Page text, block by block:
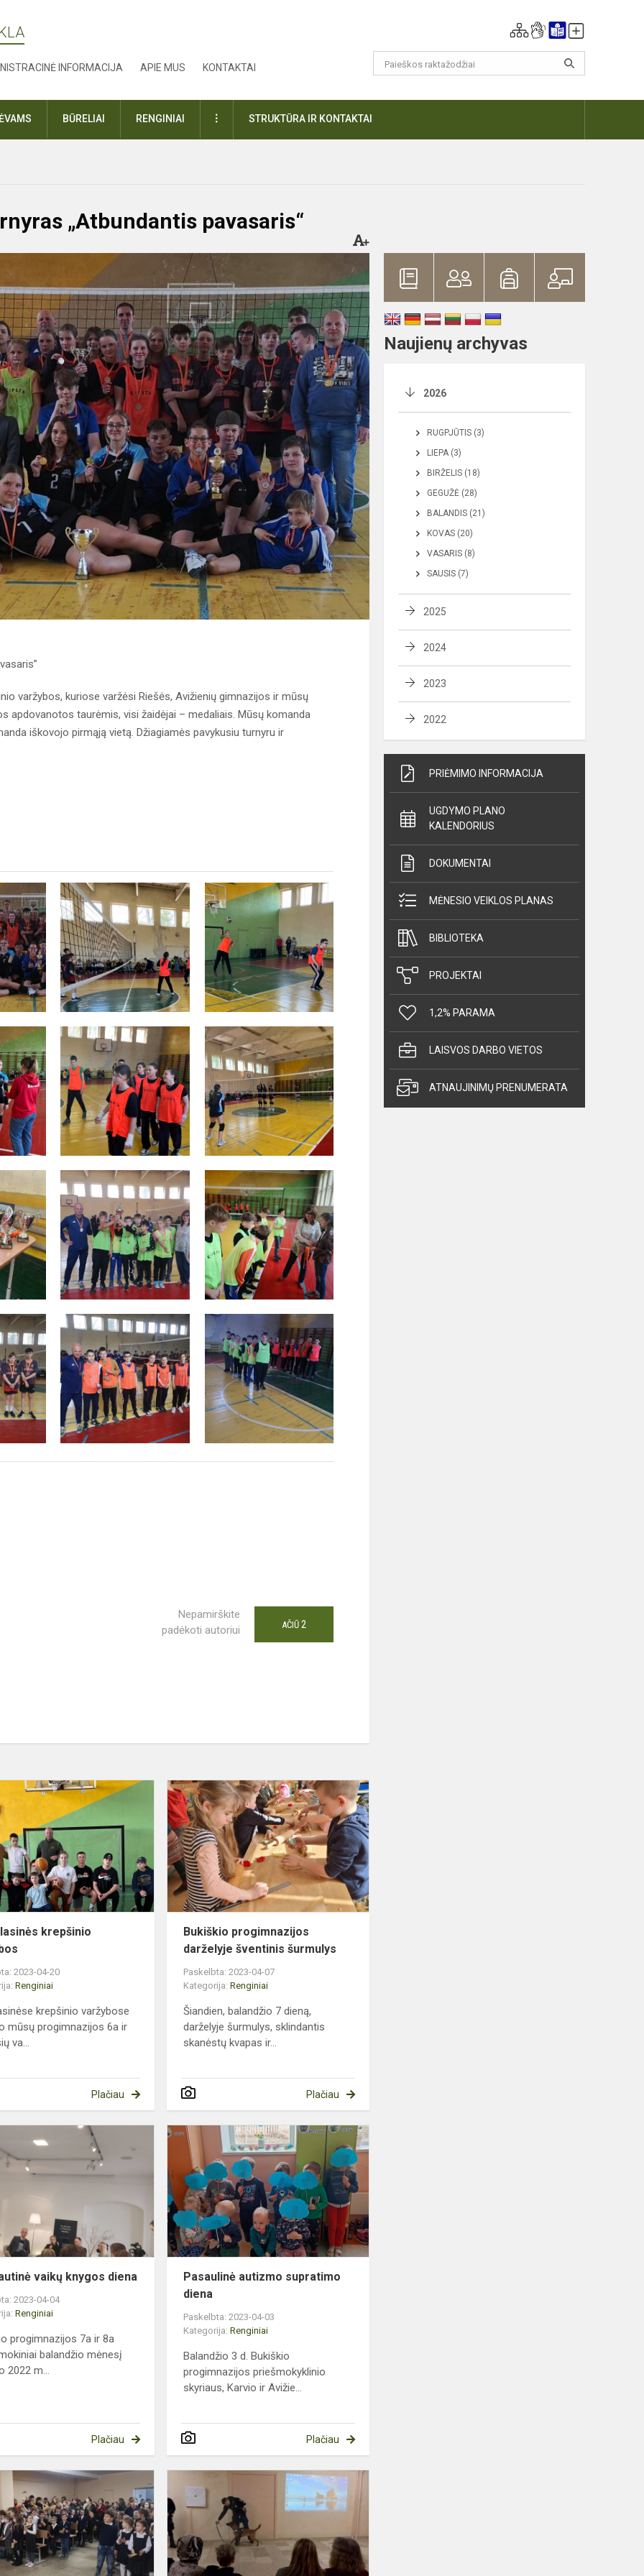
INFORMACIJA APIE MUS KONTAKTAI
BŪRELIAI RENGINIAI DAUGIAUSTRUKTŪRA IR KONTAKTAI
„Atbundantis pavasaris“
varžybos, kuriose varžėsi Riešės, Avižienių gimnazijos ir mūsų
apdovanotos taurėmis, visi žaidėjai – medaliais. Mūsų komanda
iškovojo pirmąją vietą. Džiagiamės pavykusiu turnyru ir
Nepamirškite
padėkoti autoriui
AČIŪ 2
Tarpklasinės
krepšinio
varžybos
krepšinio
2023-04-20
Renginiai
krepšinio varžybose
mūsų progimnazijos 6a ir
va...
Plačiau
Bukiškio
progimnazijos
darželyje
šventinis
šurmulys
Bukiškio progimnazijos
darželyje šventinis šurmulys
Paskelbta: 2023-04-07
Kategorija:Renginiai
Šiandien, balandžio 7 dieną,
darželyje šurmulys, sklindantis
skanėstų kvapas ir...
Plačiau
Tarptautinė
knygos
diena
vaikų knygos diena
2023-04-04
Renginiai
progimnazijos 7a ir 8a
balandžio mėnesį
2022 m...
Plačiau
Pasaulinė
autizmo
Pasaulinė autizmo supratimo
diena
Paskelbta: 2023-04-03
Kategorija:Renginiai
Balandžio 3 d. Bukiškio
progimnazijos priešmokyklinio
skyriaus, Karvio ir Avižie...
Plačiau
11-
osios
minėjimas
Naujienų archyvas
2026
RUGPJŪTIS (3)
LIEPA (3)
BIRŽELIS (18)
GEGUŽĖ (28)
BALANDIS (21)
KOVAS (20)
VASARIS (8)
SAUSIS (7)
2025
2024
2023
2022
PRIĖMIMO INFORMACIJA
UGDYMO PLANO
KALENDORIUS
DOKUMENTAI
MĖNESIO VEIKLOS PLANAS
BIBLIOTEKA
PROJEKTAI
1,2% PARAMA
LAISVOS DARBO VIETOS
ATNAUJINIMŲ PRENUMERATA